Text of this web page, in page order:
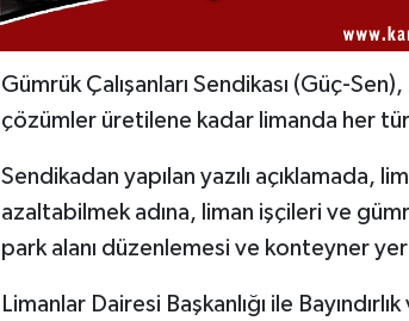
Gümrük Çalışanları Sendikası (Güç-
çözümler üretilene kadar limanda her
Sendikadan yapılan yazılı açıklamada,
azaltabilmek adına, liman işçileri ve
park alanı düzenlemesi ve konteyner
Limanlar Dairesi Başkanlığı ile